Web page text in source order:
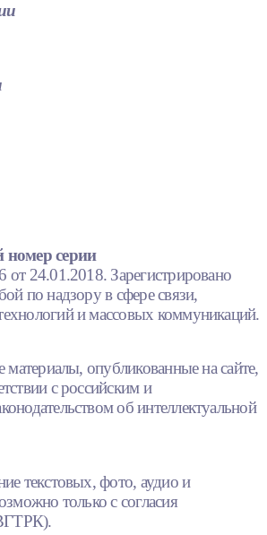
номер серии
24.01.2018. Зарегистрировано
по надзору в сфере связи,
и массовых коммуникаций.
опубликованные на сайте,
с российским и
об интеллектуальной
текстовых, фото, аудио и
только с согласия